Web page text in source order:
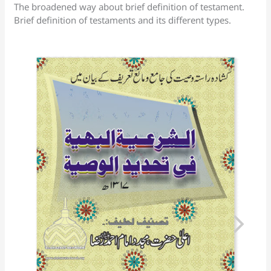
at
e
The broadened way about brief definition of testament.
Brief definition of testaments and its different types.